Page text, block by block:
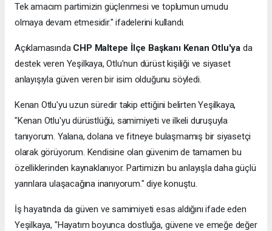
Tek amacım partimizin güçlenmesi ve toplumun umudu
olmaya devam etmesidir." ifadelerini kullandı.
Açıklamasında CHP Maltepe İlçe Başkanı Kenan Otlu'ya da
destek veren Yeşilkaya, Otlu'nun dürüst kişiliği ve siyaset
anlayışıyla güven veren bir isim olduğunu söyledi.
Kenan Otlu'yu uzun süredir takip ettiğini belirten Yeşilkaya,
"Kenan Otlu'yu dürüstlüğü, samimiyeti ve ilkeli duruşuyla
tanıyorum. Yalana, dolana ve fitneye bulaşmamış bir siyasetçi
olarak görüyorum. Kendisine olan güvenim de tamamen bu
özelliklerinden kaynaklanıyor. Partimizin bu anlayışla daha güçlü
yarınlara ulaşacağına inanıyorum." diye konuştu.
İş hayatında da güven ve samimiyeti esas aldığını ifade eden
Yeşilkaya, "Hayatım boyunca dostluğa, güvene ve emeğe değer